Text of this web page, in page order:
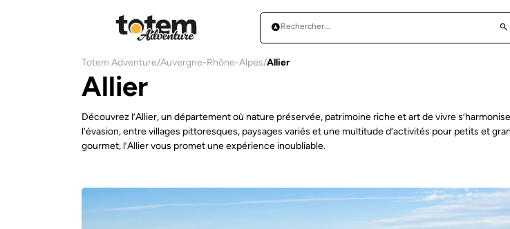
Totem Adventure/Auvergne-Rhône-Alpes/Allier
Allier
Découvrez l’Allier, un département où nature préservée, patrimoine riche et art de vivre
l’évasion, entre villages pittoresques, paysages variés et une multitude d’activités pour petits et
gourmet, l’Allier vous promet une expérience inoubliable.